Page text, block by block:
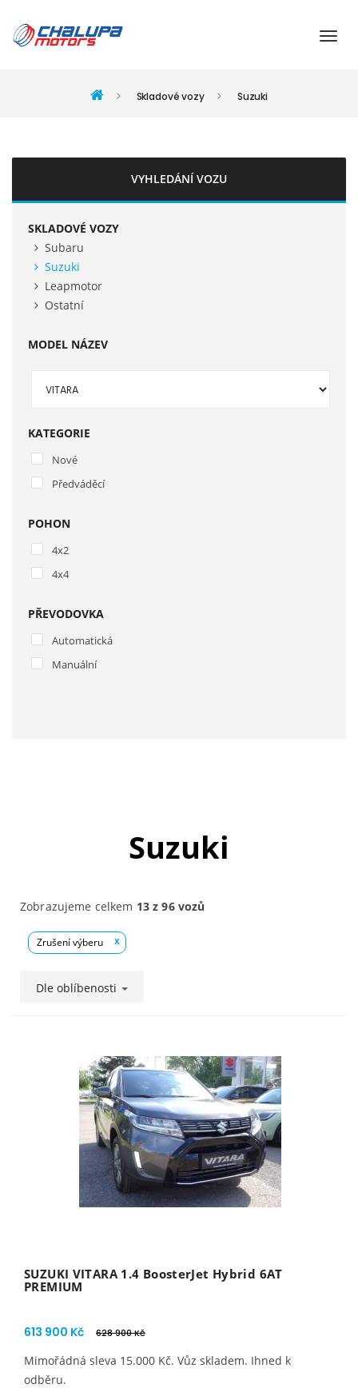
Skladové vozy Suzuki
VYHLEDÁNÍ VOZU
SKLADOVÉ VOZY
Subaru
Suzuki
Leapmotor
Ostatní
MODEL NÁZEV
KATEGORIE
Nové
Předváděcí
POHON
4x2
4x4
PŘEVODOVKA
Automatická
Manuální
Suzuki
Zobrazujeme celkem 13 z 96 vozů
Zrušení výberu x
Dle oblíbenosti
SUZUKI VITARA 1.4 BoosterJet Hybrid 6AT
PREMIUM
613 900 Kč 628 900 Kč
Mimořádná sleva 15.000 Kč. Vůz skladem. Ihned k
odběru.